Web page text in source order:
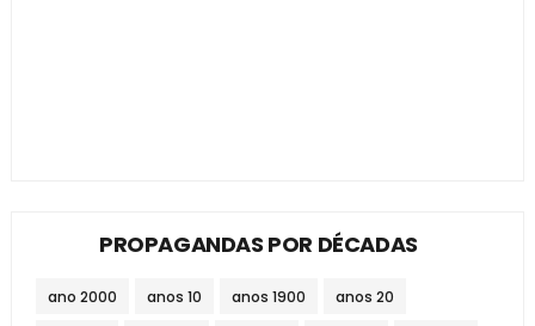
PROPAGANDAS POR DÉCADAS
ano 2000 anos 10 anos 1900 anos 20